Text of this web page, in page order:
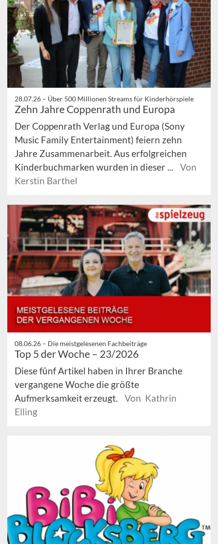
28.07.26 – Über 500 Millionen Streams für Kinderhörspiele
Zehn Jahre Coppenrath und Europa
Der Coppenrath Verlag und Europa (Sony
Music Family Entertainment) feiern zehn
Jahre Zusammenarbeit. Aus erfolgreichen
Kinderbuchmarken wurden in dieser ...
Von
Kerstin Barthel
08.06.26 – Die meistgelesenen Fachbeiträge
Top 5 der Woche – 23/2026
Diese fünf Artikel haben in Ihrer Branche
vergangene Woche die größte
Aufmerksamkeit erzeugt.
Von Kathrin
Elling